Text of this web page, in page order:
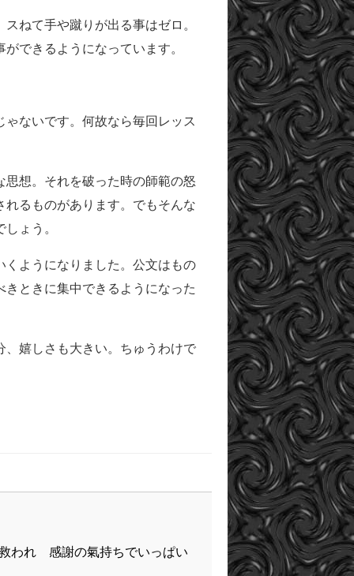
ねて手や蹴りが出る事はゼロ。
できるようになっています。
ないです。何故なら毎回レッス
想。それを破った時の師範の怒
るものがあります。でもそんな
ょう。
ようになりました。公文はもの
ときに集中できるようになった
嬉しさも大きい。ちゅうわけで
れ 感謝の氣持ちでいっぱい